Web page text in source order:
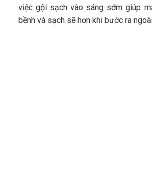
việc gội sạch vào sáng sớm giúp
bềnh và sạch sẽ hơn khi bước ra